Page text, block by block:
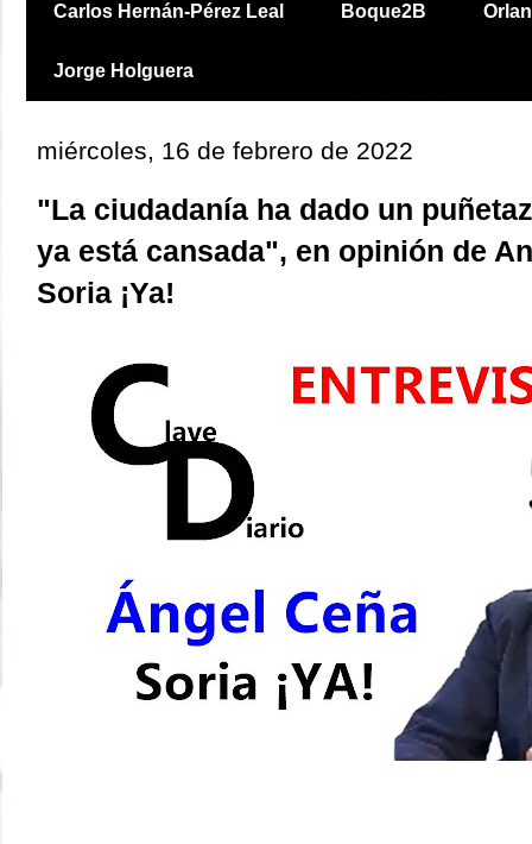
Carlos Hernán-Pérez Leal Boque2B
Jorge Holguera
miércoles, 16 de febrero de 2022
"La ciudadanía ha dado un
ya está cansada", en opinión de
Soria ¡Ya!